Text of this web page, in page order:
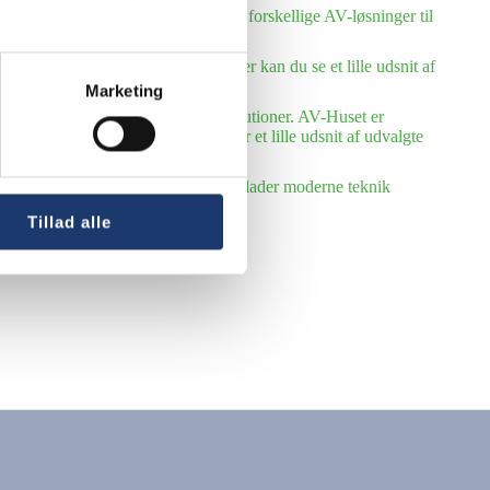
Marketing
Tillad alle
leveret og installeret mange forskellige AV-løsninger til
række folke- og efterskoler. Her kan du se et lille udsnit af
kommuner og offentlige institutioner. AV-Huset er
for AV-løsninger. Her følger et lille udsnit af udvalgte
menigheds- og sognehuse. Vi lader moderne teknik